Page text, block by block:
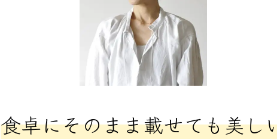
食卓にそのまま載せても美し